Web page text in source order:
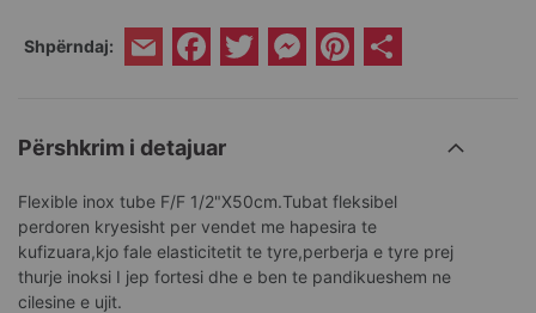
Shpërndaj: Email Facebook
Twitter Messenger
Pinterest
Përshkrim i detajuar
Flexible inox tube F/F 1/2"X50cm.Tubat fleksibel
perdoren kryesisht per vendet me hapesira te
kufizuara,kjo fale elasticitetit te tyre,perberja e tyre prej
thurje inoksi I jep fortesi dhe e ben te pandikueshem ne
cilesine e ujit.